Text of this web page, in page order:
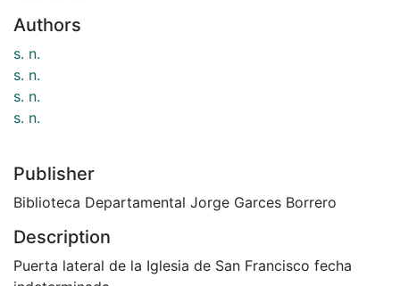
Authors
s. n.
s. n.
s. n.
s. n.
Publisher
Biblioteca Departamental Jorge Garces Borrero
Description
Puerta lateral de la Iglesia de San Francisco fecha